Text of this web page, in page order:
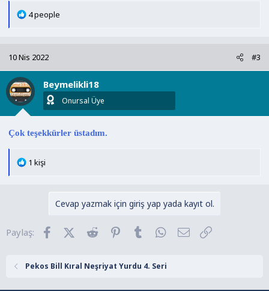
T
i
l
e
r
4 people
10 Nis 2022 #3
Beymelikli18
Onursal Üye
Çok teşekkürler üstadım.
T
e
1 kişi
Cevap yazmak için giriş yap yada kayıt ol.
Paylaş: FacebookX (Twitter)
Reddit Pinterest
Tumblr WhatsApp
E-posta
Pekos Bill Kıral Neşriyat Yurdu 4. Seri